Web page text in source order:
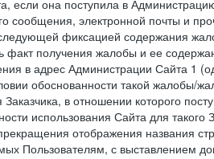
если она поступила в
сообщения, электронной почты и
фиксацией содержания
факт получения жалобы и ее
в адрес Администрации Сайта 1
обоснованности такой
в отношении которого
использования Сайта для
отображения названия
Пользователям, с выставлением